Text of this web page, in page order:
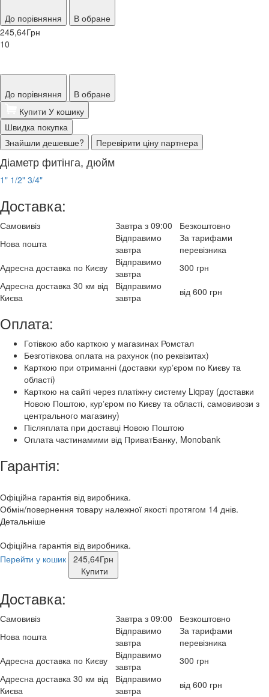
До порівняння
В обране
245,64Грн
10
До порівняння
В обране
Купити У кошику
Швидка покупка
Знайшли дешевше?
Перевірити ціну партнера
Діаметр фитінга, дюйм
1" 1/2" 3/4"
Доставка:
Самовивіз Завтра з 09:00
Безкоштовно
Нова пошта
Відправимо
завтра
За тарифами
перевізника
Адресна доставка по Києву
Відправимо
завтра
300 грн
Адресна доставка 30 км від
Києва
Відправимо
завтра
від 600 грн
Оплата:
Готівкою або карткою у магазинах Ромстал
Безготівкова оплата на рахунок (по реквізитах)
Карткою при отриманні (доставки курʼєром по Києву та
області)
Карткою на сайті через платіжну систему Liqpay (доставки
Новою Поштою, курʼєром по Києву та області, самовивози з
центрального магазину)
Післяплата при доставці Новою Поштою
Оплата частинамими від ПриватБанку, Monobank
Гарантія:
Офіційна гарантія від виробника.
Обмін/повернення товару належної якості протягом 14 днів.
Детальніше
Офіційна гарантія від виробника.
Перейти у кошик 245,64Грн
Купити
Доставка:
Самовивіз Завтра з 09:00
Безкоштовно
Нова пошта
Відправимо
завтра
За тарифами
перевізника
Адресна доставка по Києву
Відправимо
завтра
300 грн
Адресна доставка 30 км від
Києва
Відправимо
завтра
від 600 грн